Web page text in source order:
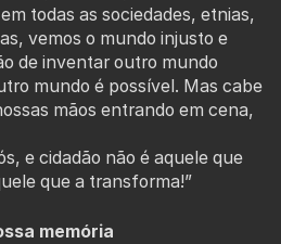
todas as sociedades, etnias,
vemos o mundo injusto e
de inventar outro mundo
mundo é possível. Mas cabe
mãos entrando em cena,
e cidadão não é aquele que
que a transforma!”
memória